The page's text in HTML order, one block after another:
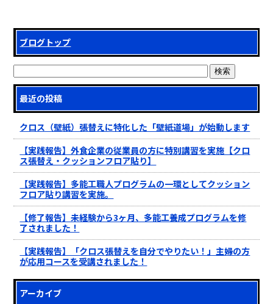
ブログトップ
最近の投稿
クロス（壁紙）張替えに特化した「壁紙道場」が始動します
【実践報告】外食企業の従業員の方に特別講習を実施【クロ
ス張替え・クッションフロア貼り】
【実践報告】多能工職人プログラムの一環としてクッション
フロア貼り講習を実施。
【修了報告】未経験から3ヶ月、多能工養成プログラムを修
了されました！
【実践報告】「クロス張替えを自分でやりたい！」主婦の方
が応用コースを受講されました！
アーカイブ